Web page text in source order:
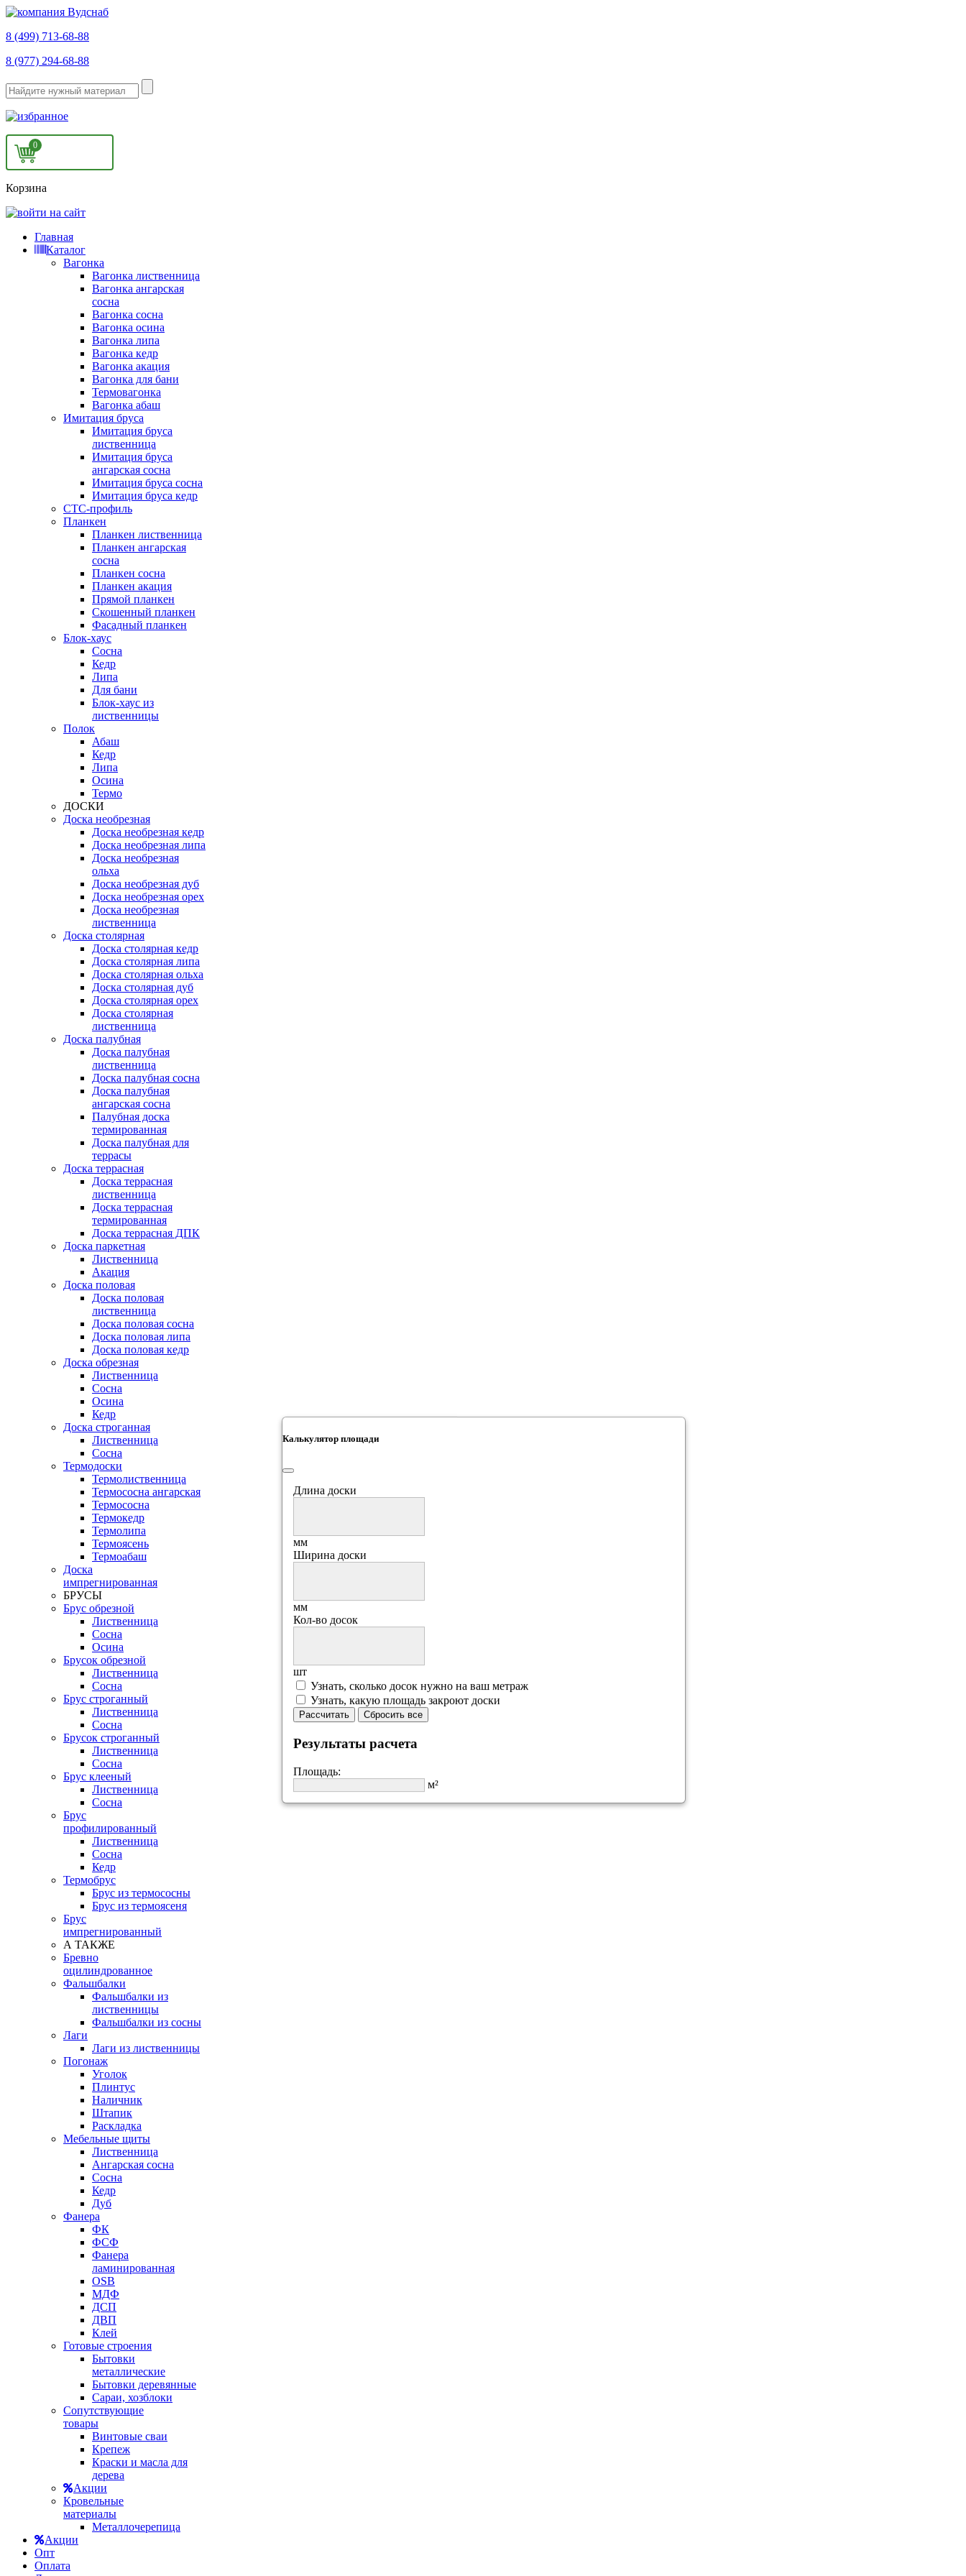
8 (499) 713-68-88
8 (977) 294-68-88
0
Корзина
Главная
Каталог
Вагонка
Вагонка лиственница
Вагонка ангарская
сосна
Вагонка сосна
Вагонка осина
Вагонка липа
Вагонка кедр
Вагонка акация
Вагонка для бани
Термовагонка
Вагонка абаш
Имитация бруса
Имитация бруса
лиственница
Имитация бруса
ангарская сосна
Имитация бруса сосна
Имитация бруса кедр
СТС-профиль
Планкен
Планкен лиственница
Планкен ангарская
сосна
Планкен сосна
Планкен акация
Прямой планкен
Скошенный планкен
Фасадный планкен
Блок-хаус
Сосна
Кедр
Липа
Для бани
Блок-хаус из
лиственницы
Полок
Абаш
Кедр
Липа
Осина
Термо
ДОСКИ
Доска необрезная
Доска необрезная кедр
Доска необрезная липа
Доска необрезная
ольха
Доска необрезная дуб
Доска необрезная орех
Доска необрезная
лиственница
Доска столярная
Доска столярная кедр
Доска столярная липа
Доска столярная ольха
Доска столярная дуб
Доска столярная орех
Доска столярная
лиственница
Доска палубная
Доска палубная
лиственница
Доска палубная сосна
Доска палубная
ангарская сосна
Палубная доска
термированная
Доска палубная для
террасы
Доска террасная
Доска террасная
лиственница
Доска террасная
термированная
Доска террасная ДПК
Доска паркетная
Лиственница
Акация
Доска половая
Доска половая
лиственница
Доска половая сосна
Доска половая липа
Доска половая кедр
Доска обрезная
Лиственница
Сосна
Осина
Кедр
Доска строганная
Лиственница
Сосна
Термодоски
Термолиственница
Термососна ангарская
Термососна
Термокедр
Термолипа
Термоясень
Термоабаш
Доска
импрегнированная
БРУСЫ
Брус обрезной
Лиственница
Сосна
Осина
Брусок обрезной
Лиственница
Сосна
Брус строганный
Лиственница
Сосна
Брусок строганный
Лиственница
Сосна
Брус клееный
Лиственница
Сосна
Брус
профилированный
Лиственница
Сосна
Кедр
Термобрус
Брус из термососны
Брус из термоясеня
Брус
импрегнированный
А ТАКЖЕ
Бревно
оцилиндрованное
Фальшбалки
Фальшбалки из
лиственницы
Фальшбалки из сосны
Лаги
Лаги из лиственницы
Погонаж
Уголок
Плинтус
Наличник
Штапик
Раскладка
Мебельные щиты
Лиственница
Ангарская сосна
Сосна
Кедр
Дуб
Фанера
ФК
ФСФ
Фанера
ламинированная
OSB
МДФ
ДСП
ДВП
Клей
Готовые строения
Бытовки
металлические
Бытовки деревянные
Сараи, хозблоки
Сопутствующие
товары
Винтовые сваи
Крепеж
Краски и масла для
дерева
Акции
Кровельные
материалы
Металлочерепица
Акции
Опт
Оплата
Калькулятор площади
Длина доски
мм
Ширина доски
мм
Кол-во досок
шт
Узнать, сколько досок нужно на ваш метраж
Узнать, какую площадь закроют доски
Рассчитать Сбросить все
Результаты расчета
Площадь:
м²